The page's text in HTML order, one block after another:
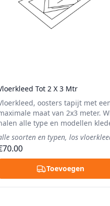
Tot 2 X 3 Mtr
oosters tapijt met
maat van 2x3 meter.
alle type en modellen
en tapijten op. Of het kleed of
of vervuild is, onze twee
ploeg haalt hem op vanuit
flat of appartement,
soorten en typen, los
Toevoegen